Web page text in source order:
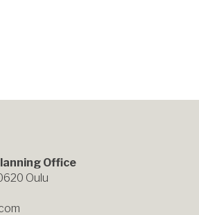
Office
Oulu